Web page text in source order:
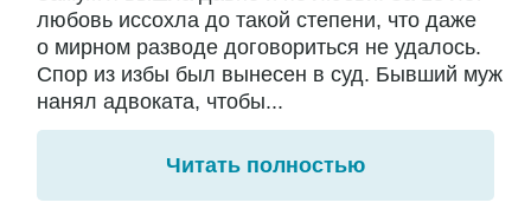
любовь иссохла до такой степени, что даже
о мирном разводе договориться не удалось.
Спор из избы был вынесен в суд. Бывший муж
нанял адвоката, чтобы...
Читать полностью